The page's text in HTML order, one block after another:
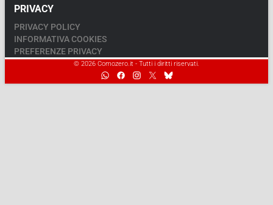
PRIVACY
PRIVACY POLICY
INFORMATIVA COOKIES
PREFERENZE PRIVACY
© 2026 Comozero.it - Tutti i diritti riservati.